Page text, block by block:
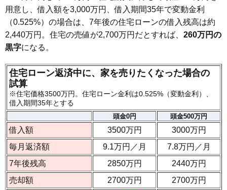
用意し、借入額を3,000万円、借入期間35年で変動金利
（0.525%）の場合は、7年後の住宅ローンの借入残高は約
2,440万円。住宅の売値が2,700万円だとすれば、 260万円の
黒字になる。
住宅ローン返済中に、家を売りたくなった場合の
試算
※住宅価格3500万円。住宅ローン金利は0.525%（変動金利）、
借入期間35年とする
頭金0円 頭金500万円
借入額 3500万円
3000万円
毎月返済額
9.1万円／月
7.8万円／月
7年後残高
2850万円
2440万円
売却額
2700万円
2700万円